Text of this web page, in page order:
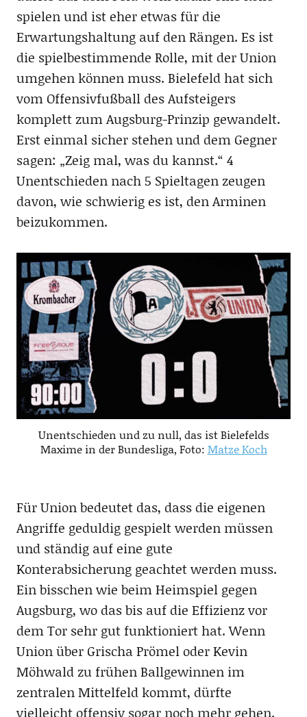
spielen und ist eher etwas für die
Erwartungshaltung auf den Rängen. Es ist
die spielbestimmende Rolle, mit der Union
umgehen können muss. Bielefeld hat sich
vom Offensivfußball des Aufsteigers
komplett zum Augsburg-Prinzip gewandelt.
Erst einmal sicher stehen und dem Gegner
sagen: „Zeig mal, was du kannst.“ 4
Unentschieden nach 5 Spieltagen zeugen
davon, wie schwierig es ist, den Arminen
beizukommen.
Unentschieden und zu null, das ist Bielefelds
Maxime in der Bundesliga, Foto: Matze Koch
Für Union bedeutet das, dass die eigenen
Angriffe geduldig gespielt werden müssen
und ständig auf eine gute
Konterabsicherung geachtet werden muss.
Ein bisschen wie beim Heimspiel gegen
Augsburg, wo das bis auf die Effizienz vor
dem Tor sehr gut funktioniert hat. Wenn
Union über Grischa Prömel oder Kevin
Möhwald zu frühen Ballgewinnen im
zentralen Mittelfeld kommt, dürfte
vielleicht offensiv sogar noch mehr gehen.